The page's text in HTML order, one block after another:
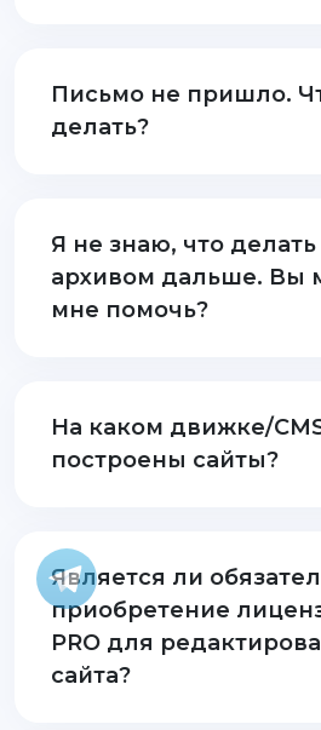
Письмо не пришло.
делать?
Я не знаю, что делать
архивом дальше. Вы
мне помочь?
На каком движке/
построены сайты?
Является ли
приобретение
PRO для
сайта?